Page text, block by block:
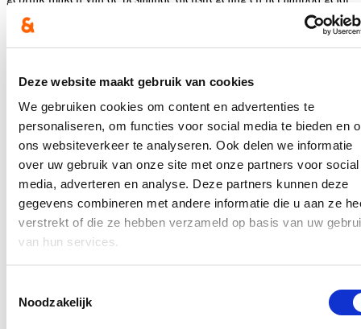
Deze website maakt gebruik van cookies
We gebruiken cookies om content en advertenties te
personaliseren, om functies voor social media te bieden en
ons websiteverkeer te analyseren. Ook delen we informatie
over uw gebruik van onze site met onze partners voor social
media, adverteren en analyse. Deze partners kunnen deze
gegevens combineren met andere informatie die u aan ze
verstrekt of die ze hebben verzameld op basis van uw
van hun services.
Noodzakelijk
samenwerking met externe culturele partners.
Jaarlijks zijn er 2 indienrondes voor projectaanvragen, nl. op 15 mei
en 15 november. De laatste ronde in mei werd echter geannuleerd
omwille van de Coronacrisis. ‘Toch was er 188.000 euro voorzien
en maar liefst 590 scholen hadden zich ook al aangemeld met een
idee voor een cultuurproject,’ vernam Loes Vandromme. ‘Ik hoop
dan ook dat de minister deze belangrijke vorm van ondersteuning
verder zet en desnoods via actie voor een nieuwe boost zorgt. Door
kunst en cultuur te integreren in de les kan je als school
vaardigheden en talenten van kinderen en jongeren stimuleren.
Cultuurorganisatoren en scholen vinden elkaar steeds vaker en we
Blijf je graag op de hoogte?